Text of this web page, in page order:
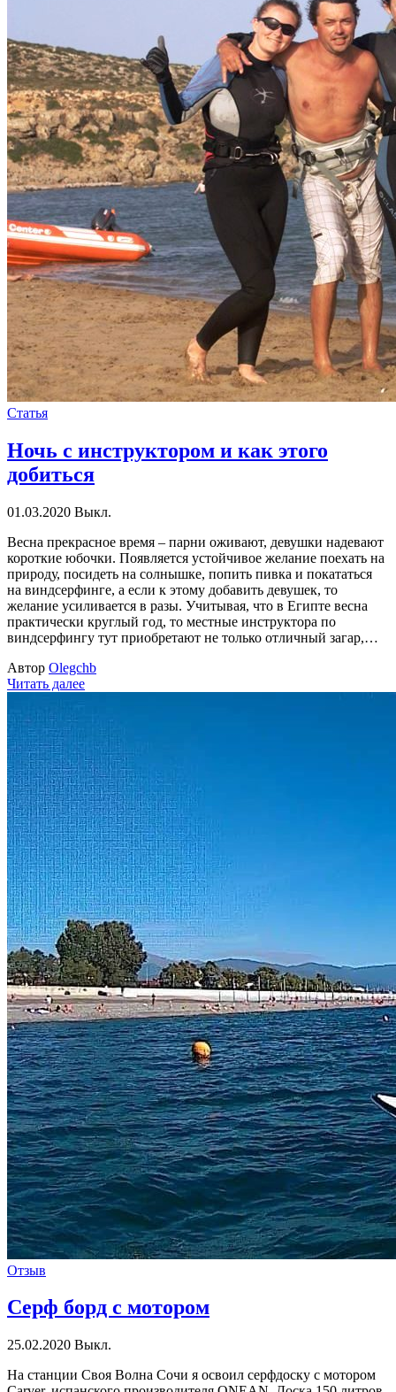
Статья
Ночь с инструктором и как этого
добиться
01.03.2020 Выкл.
Весна прекрасное время – парни оживают, девушки надевают
короткие юбочки. Появляется устойчивое желание поехать на
природу, посидеть на солнышке, попить пивка и покататься
на виндсерфинге, а если к этому добавить девушек, то
желание усиливается в разы. Учитывая, что в Египте весна
практически круглый год, то местные инструктора по
виндсерфингу тут приобретают не только отличный загар,…
Автор Olegchb
Читать далее
Отзыв
Серф борд с мотором
25.02.2020 Выкл.
На станции Своя Волна Сочи я освоил серфдоску с мотором